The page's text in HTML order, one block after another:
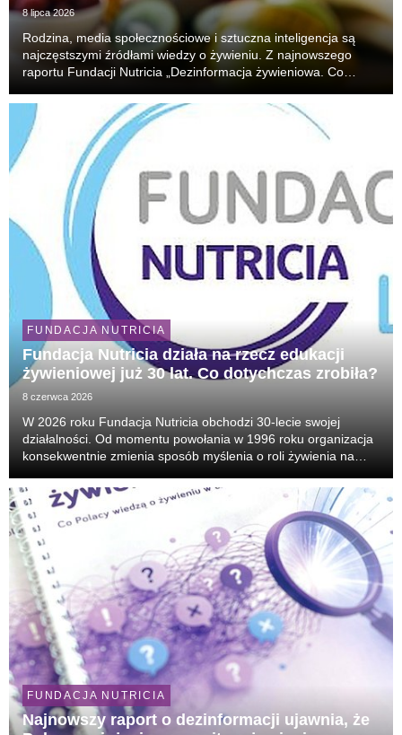
8 lipca 2026
Rodzina, media społecznościowe i sztuczna inteligencja są
najczęstszymi źródłami wiedzy o żywieniu. Z najnowszego
raportu Fundacji Nutricia „Dezinformacja żywieniowa. Co
Polaków szuka informacji żywieniowych u...
FUNDACJA NUTRICIA
Fundacja Nutricia działa na rzecz edukacji
żywieniowej już 30 lat. Co dotychczas zrobiła?
8 czerwca 2026
W 2026 roku Fundacja Nutricia obchodzi 30-lecie swojej
działalności. Od momentu powołania w 1996 roku organizacja
konsekwentnie zmienia sposób myślenia o roli żywienia na
ono jedynie dodatkiem do praktyki klinicz...
FUNDACJA NUTRICIA
Najnowszy raport o dezinformacji ujawnia, że